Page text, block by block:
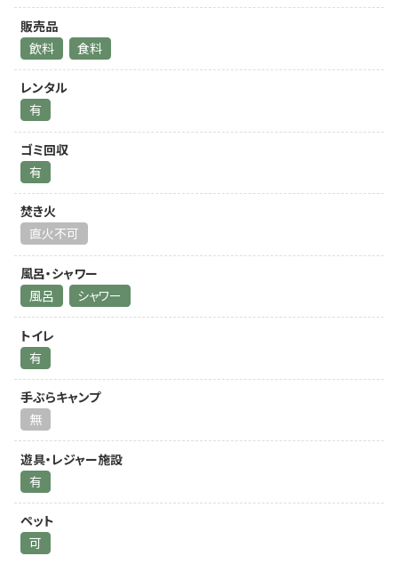
販売品
飲料
食料
レンタル
有
ゴミ回収
有
焚き火
直火不可
風呂・シャワー
風呂
シャワー
トイレ
有
手ぶらキャンプ
無
遊具・レジャー施設
有
ペット
可